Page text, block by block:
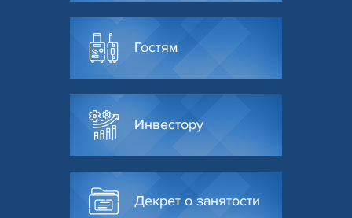
Гостям
Инвестору
Декрет о занятости